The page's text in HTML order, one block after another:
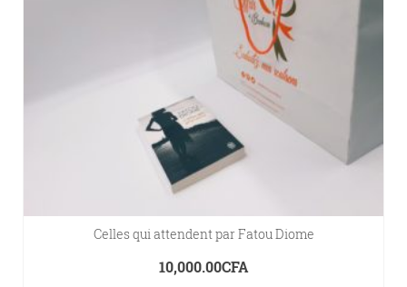
Celles qui attendent par Fatou Diome
10,000.00CFA